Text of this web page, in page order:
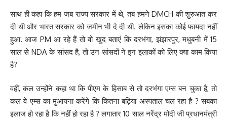
साथ ही कहा कि हम जब राज्य सरकार में थे, तब हमने DMCH की शुरुआत कर
दी थी और भारत सरकार को जमीन भी दे दी थी. लेकिन इसका कोई फायदा नहीं
हुआ. आज PM आ रहे हैं तो वो खुद बताएं कि दरभंगा, झंझारपुर, मधुबनी में 15
साल से NDA के सांसद है, तो उन सांसदों ने इन इलाकों को लिए क्या काम किया
है?
वहीं, कल उन्होंने कहा था कि पीएम के हिसाब से तो दरभंगा एम्स बन चुका है, तो
कल वे एम्स का मुआयना करेंगे कि कितना बढ़िया अस्पताल चल रहा है ? सबका
इलाज हो रहा है कि नहीं हो रहा है ? लगातार 10 साल नरेंद्र मोदी जी प्रधानमंत्री